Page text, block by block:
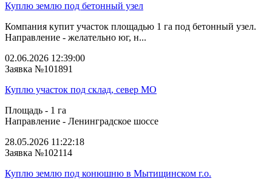
Куплю землю под бетонный узел
Компания купит участок площадью 1 га под бетонный узел.
Направление - желательно юг, н...
02.06.2026 12:39:00
Заявка №101891
Куплю участок под склад, север МО
Площадь - 1 га
Направление - Ленинградское шоссе
28.05.2026 11:22:18
Заявка №102114
Куплю землю под конюшню в Мытищинском г.о.